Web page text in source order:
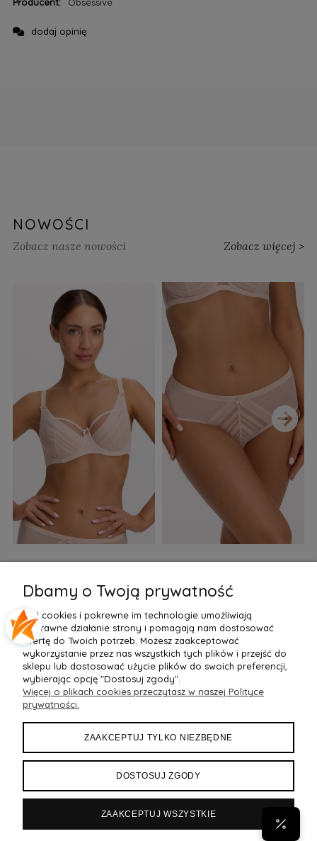
dodaj opinię
NOWOŚCI
Zobacz nasze nowości Zobacz więcej >
155,99 zł
Do Koszyka »
77,99 zł
Do Koszyka »
›
POMOC
MOJE KONTO
PŁATNOŚCI I DOSTAWA
Dbamy o Twoją prywatność
Pliki cookies i pokrewne im technologie umożliwiają
poprawne działanie strony i pomagają nam dostosować
ofertę do Twoich potrzeb. Możesz zaakceptować
wykorzystanie przez nas wszystkich tych plików i przejść do
sklepu lub dostosować użycie plików do swoich preferencji,
wybierając opcję "Dostosuj zgody".
Więcej o plikach cookies przeczytasz w naszej Polityce
prywatności.
ZAAKCEPTUJ TYLKO NIEZBĘDNE
DOSTOSUJ ZGODY
ZAAKCEPTUJ WSZYSTKIE